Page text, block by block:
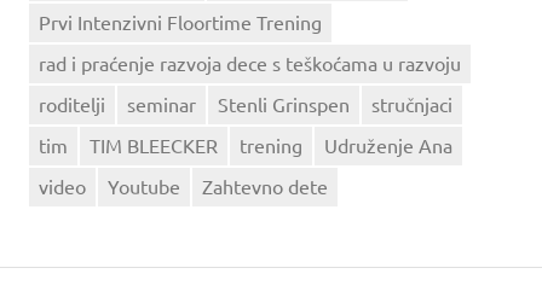
Prvi Intenzivni Floortime Trening
rad i praćenje razvoja dece s teškoćama u razvoju
roditelji
seminar Stenli Grinspen
stručnjaci
tim
TIM BLEECKER trening
Udruženje Ana
video
Youtube Zahtevno dete